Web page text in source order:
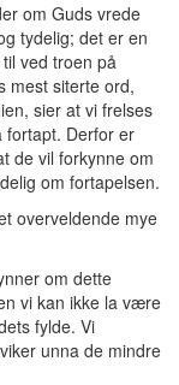
om Guds vrede
tydelig; det er en
ved troen på
mest siterte ord,
sier at vi frelses
fortapt. Derfor er
de vil forkynne om
om fortapelsen.
overveldende mye
om dette
vi kan ikke la være
fylde. Vi
unna de mindre